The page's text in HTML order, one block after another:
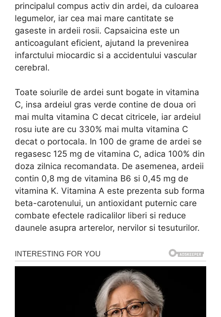
principalul compus activ din ardei, da culoarea
legumelor, iar cea mai mare cantitate se
gaseste in ardeii rosii. Capsaicina este un
anticoagulant eficient, ajutand la prevenirea
infarctului miocardic si a accidentului vascular
cerebral.
Toate soiurile de ardei sunt bogate in vitamina
C, insa ardeiul gras verde contine de doua ori
mai multa vitamina C decat citricele, iar ardeiul
rosu iute are cu 330% mai multa vitamina C
decat o portocala. In 100 de grame de ardei se
regasesc 125 mg de vitamina C, adica 100% din
doza zilnica recomandata. De asemenea, ardeii
contin 0,8 mg de vitamina B6 si 0,45 mg de
vitamina K. Vitamina A este prezenta sub forma
beta-carotenului, un antioxidant puternic care
combate efectele radicalilor liberi si reduce
daunele asupra arterelor, nervilor si tesuturilor.